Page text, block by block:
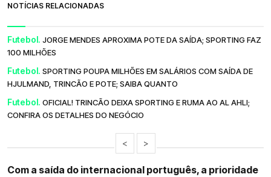
NOTÍCIAS RELACIONADAS
Futebol. JORGE MENDES APROXIMA POTE DA SAÍDA; SPORTING FAZ
100 MILHÕES
Futebol. SPORTING POUPA MILHÕES EM SALÁRIOS COM SAÍDA DE
HJULMAND, TRINCÃO E POTE; SAIBA QUANTO
Futebol. OFICIAL! TRINCÃO DEIXA SPORTING E RUMA AO AL AHLI;
CONFIRA OS DETALHES DO NEGÓCIO
< >
Com a saída do internacional português, a prioridade